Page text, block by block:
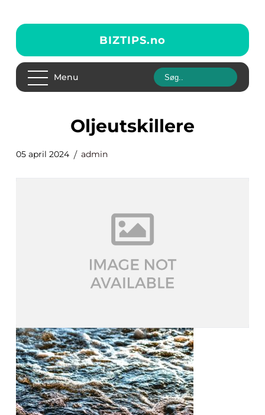
BIZTIPS.no
Menu
oljeutskillere
05 april 2024 admin